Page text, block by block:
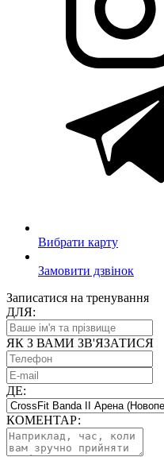
Вибрати карту
Замовити дзвінок
Записатися на тренування
ДЛЯ:
ЯК З ВАМИ ЗВ'ЯЗАТИСЯ
ДЕ:
КОМЕНТАР: